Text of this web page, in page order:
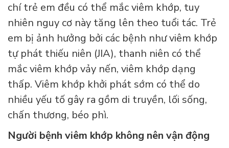
chí trẻ em đều có thể mắc viêm khớp, tuy
nhiên nguy cơ này tăng lên theo tuổi tác. Trẻ
em bị ảnh hưởng bởi các bệnh như viêm khớp
tự phát thiếu niên (JIA), thanh niên có thể
mắc viêm khớp vảy nến, viêm khớp dạng
thấp. Viêm khớp khởi phát sớm có thể do
nhiều yếu tố gây ra gồm di truyền, lối sống,
chấn thương, béo phì.
Người bệnh viêm khớp không nên vận động